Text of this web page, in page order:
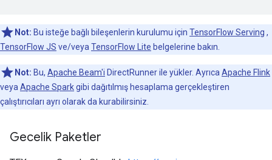
Not: Bu isteğe bağlı bileşenlerin kurulumu için TensorFlow Serving ,
TensorFlow JS ve/veya TensorFlow Lite belgelerine bakın.
Not: Bu, Apache Beam'i DirectRunner ile yükler. Ayrıca Apache Flink
veya Apache Sparkgibi dağıtılmış hesaplama gerçekleştiren
çalıştırıcıları ayrı olarak da kurabilirsiniz.
Gecelik Paketler